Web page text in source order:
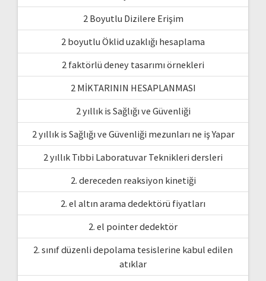
2 Boyutlu Dizilere Erişim
2 boyutlu Öklid uzaklığı hesaplama
2 faktörlü deney tasarımı örnekleri
2 MİKTARININ HESAPLANMASI
2 yıllık is Sağlığı ve Güvenliği
2 yıllık is Sağlığı ve Güvenliği mezunları ne iş Yapar
2 yıllık Tıbbi Laboratuvar Teknikleri dersleri
2. dereceden reaksiyon kinetiği
2. el altın arama dedektörü fiyatları
2. el pointer dedektör
2. sınıf düzenli depolama tesislerine kabul edilen
atıklar